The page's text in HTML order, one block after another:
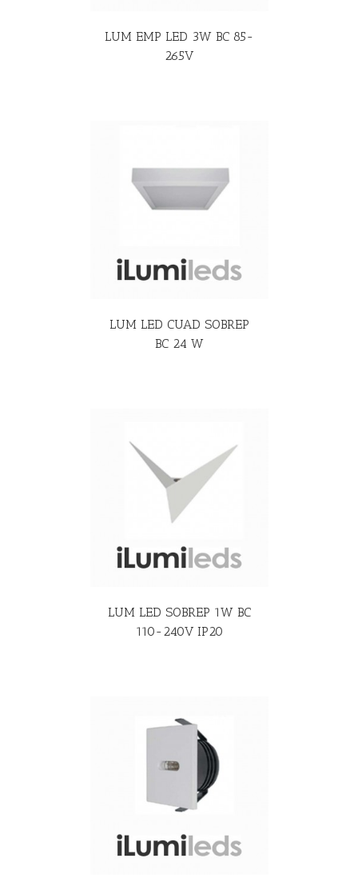
LUM EMP LED 3W BC 85-
265V
LUM LED CUAD SOBREP
BC 24 W
LUM LED SOBREP 1W BC
110-240V IP20